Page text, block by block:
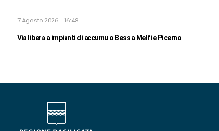
7 Agosto 2026 - 16:48
Via libera a impianti di accumulo Bess a Melfi e Picerno